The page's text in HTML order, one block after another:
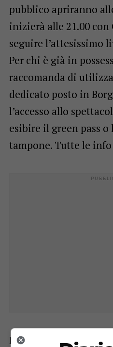
pubblico apriranno
inizierà alle 21.00 con
seguire l’attesissimo
Per chi è già in
raccomanda di
dedicato posto in
l’accesso allo
esibire il green pass
tampone. Tutte le info
Diciotto anni, un